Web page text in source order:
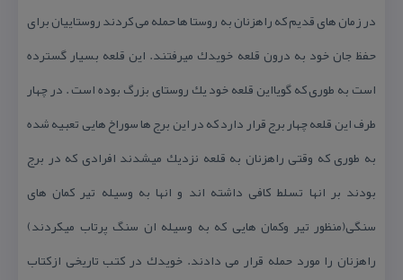
در زمان های قدیم كه راهزنان به روستا ها حمله می كردند روستاییان برای
حفظ جان خود به درون قلعه خویدك میرفتند. این قلعه بسیار گسترده
است به طوری كه گویااین قلعه خود یك روستای بزرگ بوده است . در چهار
طرف این قلعه چهار برج قرار دارد كه در این برج ها سوراخ هایی تعبیه شده
به طوری كه وقتی راهزنان به قلعه نزدیك میشدند افرادی كه در برج
بودند بر انها تسلط كافی داشته اند و انها به وسیله تیر كمان های
سنگی(منظور تیر وكمان هایی كه به وسیله ان سنگ پرتاب میكردند)
راهزنان را مورد حمله قرار می دادند. خویدك در كتب تاریخی ازكتاب